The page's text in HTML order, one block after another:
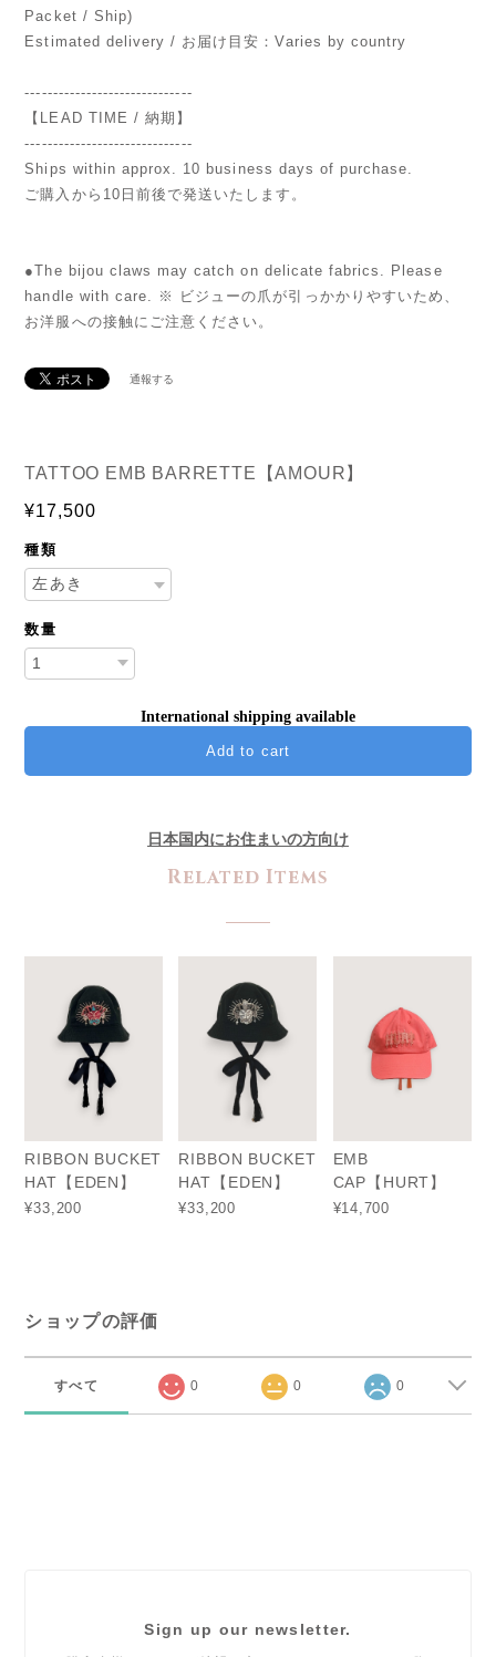
Packet / Ship)
Estimated delivery / お届け目安：Varies by country
------------------------------
【LEAD TIME / 納期】
------------------------------
Ships within approx. 10 business days of purchase.
ご購入から10日前後で発送いたします。
●The bijou claws may catch on delicate fabrics. Please
handle with care. ※ ビジューの爪が引っかかりやすいため、
お洋服への接触にご注意ください。
通報する
TATTOO EMB BARRETTE【AMOUR】
¥17,500
種類
数量
International shipping available
Add to cart
日本国内にお住まいの方向け
Related Items
RIBBON BUCKET
HAT【EDEN】
¥33,200
RIBBON BUCKET
HAT【EDEN】
¥33,200
EMB
CAP【HURT】
¥14,700
ショップの評価
すべて 0 0 0
Sign up our newsletter.